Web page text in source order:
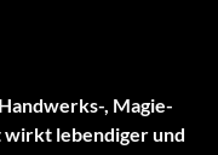
, Magie-
lebendiger und